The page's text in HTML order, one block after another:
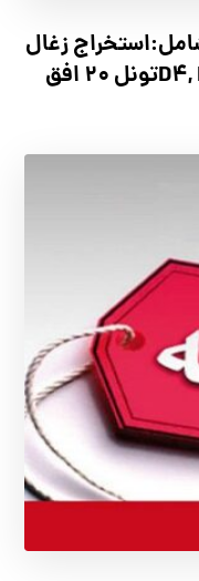
زغال
و پیشروی افقی در لایه های D4, D2تونل 20 افق